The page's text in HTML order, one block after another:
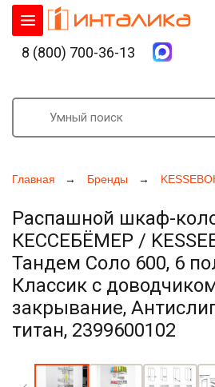
Главная Бренды
Распашной шкаф-
КЕССЕБЁМЕР /
Тандем Соло 600, 6
Классик с
закрывание,
титан, 2399600102
8 (800) 700-36-13